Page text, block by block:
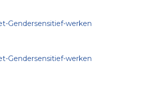
Gendersensitief-werken
Gendersensitief-werken